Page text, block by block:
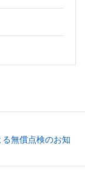
無償点検のお知